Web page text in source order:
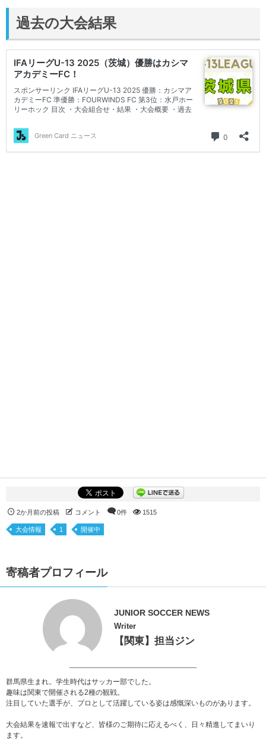
過去の大会結果
2か月前の投稿 コメント 0件 1515
大会情報 1 開催中
寄稿者プロフィール
JUNIOR SOCCER NEWS
Writer
【関東】担当ジン
群馬県生まれ。学生時代はサッカー部でした。
趣味は関東で開催される2種の観戦。
注目していた選手が、プロとして活躍している姿は感慨深いものがあります。
大会結果を速報で出すなど、皆様のご期待に応えるべく、日々精進してまいり
ます。